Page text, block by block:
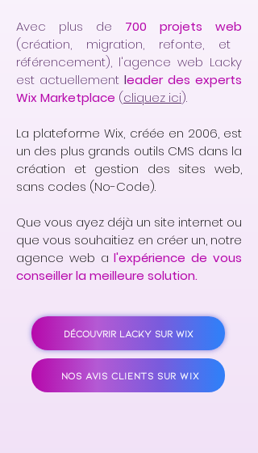
Avec plus de
700 projets web
(création, migration, refonte, et
référencement), l'agence web Lacky
est actuellement leader des experts
Wix Marketplace (cliquez ici).
La plateforme Wix, créée en 2006, est
un des plus grands outils CMS dans la
création et gestion des sites web,
sans codes (No-Code).
Que vous ayez déjà un site internet ou
que vous souhaitiez en créer un, notre
agence web al'expérience de vous
conseiller la meilleure solution.
DÉCOUVRIR LACKY SUR WIX
NOS AVIS CLIENTS SUR WIX